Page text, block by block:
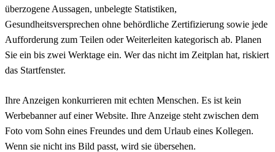
überzogene Aussagen, unbelegte Statistiken,
Gesundheitsversprechen ohne behördliche Zertifizierung sowie jede
Aufforderung zum Teilen oder Weiterleiten kategorisch ab. Planen
Sie ein bis zwei Werktage ein. Wer das nicht im Zeitplan hat, riskiert
das Startfenster.
Ihre Anzeigen konkurrieren mit echten Menschen. Es ist kein
Werbebanner auf einer Website. Ihre Anzeige steht zwischen dem
Foto vom Sohn eines Freundes und dem Urlaub eines Kollegen.
Wenn sie nicht ins Bild passt, wird sie übersehen.